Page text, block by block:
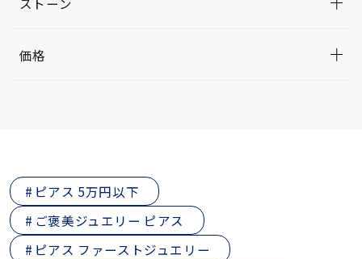
価格
ピアス 5万円以下
ご褒美ジュエリー ピアス
ピアス ファーストジュエリー